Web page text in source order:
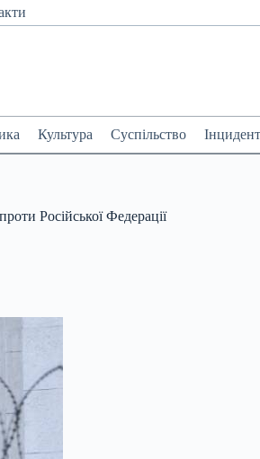
Культура Суспільство
Російської Федерації